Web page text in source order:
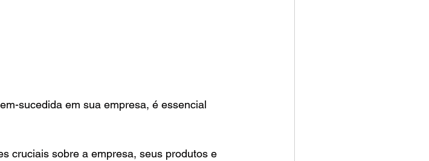
sucedida em sua empresa, é essencial
cruciais sobre a empresa, seus produtos e